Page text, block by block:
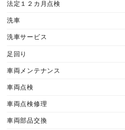
法定１２カ月点検
洗車
洗車サービス
足回り
車両メンテナンス
車両点検
車両点検修理
車両部品交換